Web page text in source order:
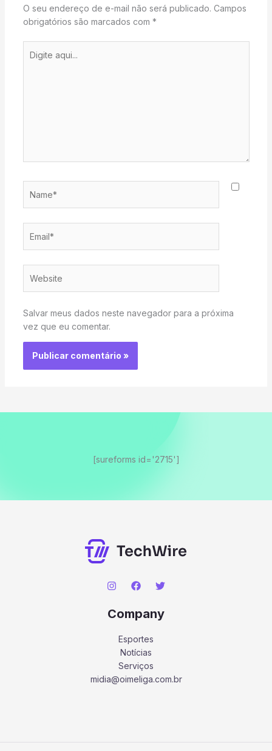
O seu endereço de e-mail não será publicado. Campos
obrigatórios são marcados com *
aqui...
Salvar meus dados neste navegador para a próxima
vez que eu comentar.
[sureforms id='2715']
Company
Esportes
Notícias
Serviços
midia@oimeliga.com.br